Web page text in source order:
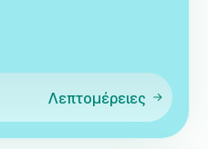
Λεπτομέρειες